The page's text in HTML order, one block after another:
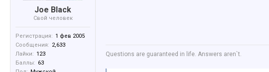
Joe Black
Свой человек
Регистрация: 1 фев 2005
Сообщения: 2,633
Лайки: 123
Баллы: 63
Questions are guaranteed in life. Answers aren`t.